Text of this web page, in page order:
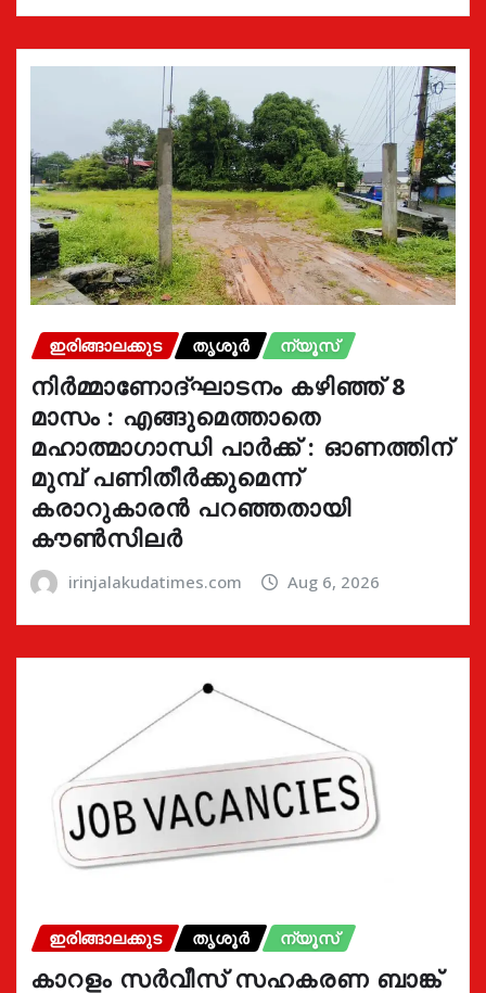
ഇരിങ്ങാലക്കുട തൃശൂർ ന്യൂസ്
നിർമ്മാണോദ്ഘാടനം കഴിഞ്ഞ് 8
മാസം : എങ്ങുമെത്താതെ
മഹാത്മാഗാന്ധി പാർക്ക് : ഓണത്തിന്
മുമ്പ് പണിതീർക്കുമെന്ന്
കരാറുകാരൻ പറഞ്ഞതായി
കൗൺസിലർ
irinjalakudatimes.com Aug 6, 2026
ഇരിങ്ങാലക്കുട തൃശൂർ ന്യൂസ്
കാറളം സർവീസ് സഹകരണ ബാങ്ക്